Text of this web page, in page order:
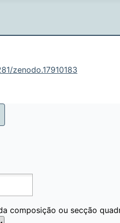
zenodo.17910183
composição ou secção